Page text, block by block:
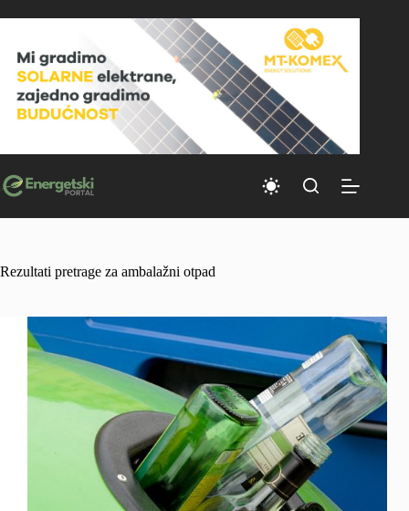
to
Rezultati pretrage za ambalažni otpad